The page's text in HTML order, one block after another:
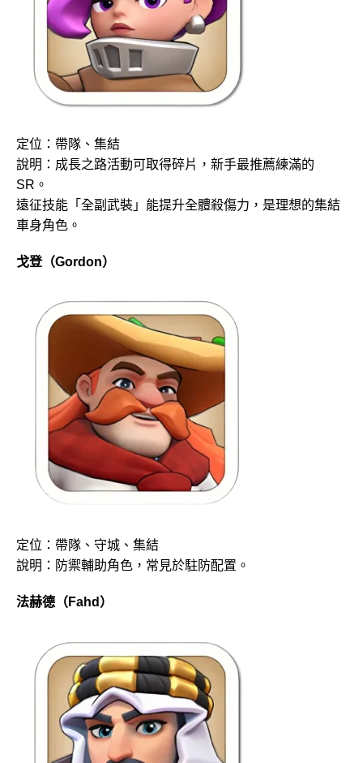
定位：帶隊、集結
說明：成長之路活動可取得碎片，新手最推薦練滿的
SR。
遠征技能「全副武裝」能提升全體殺傷力，是理想的集結
車身角色。
戈登（Gordon）
定位：帶隊、守城、集結
說明：防禦輔助角色，常見於駐防配置。
法赫德（Fahd）